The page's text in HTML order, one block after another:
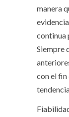
manera
continua
Siempre
con el fin